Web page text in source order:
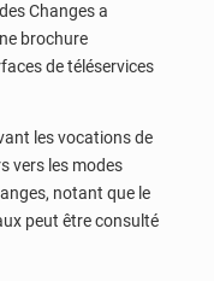
Changes a
brochure
de téléservices
les vocations de
vers les modes
notant que le
peut être consulté